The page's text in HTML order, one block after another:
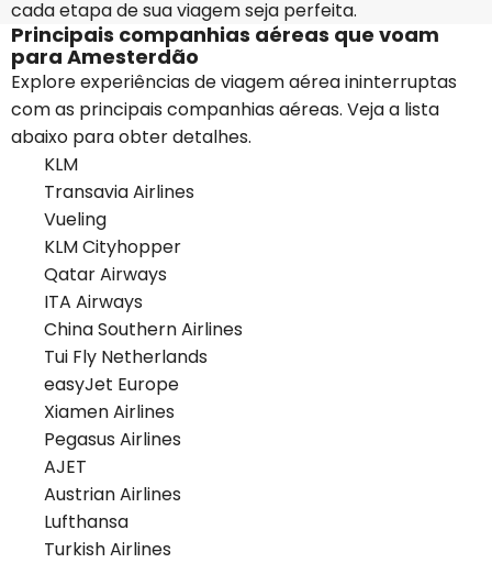
cada etapa de sua viagem seja perfeita.
Principais companhias aéreas que voam
para Amesterdão
Explore experiências de viagem aérea ininterruptas
com as principais companhias aéreas. Veja a lista
abaixo para obter detalhes.
KLM
Transavia Airlines
Vueling
KLM Cityhopper
Qatar Airways
ITA Airways
China Southern Airlines
Tui Fly Netherlands
easyJet Europe
Xiamen Airlines
Pegasus Airlines
AJET
Austrian Airlines
Lufthansa
Turkish Airlines